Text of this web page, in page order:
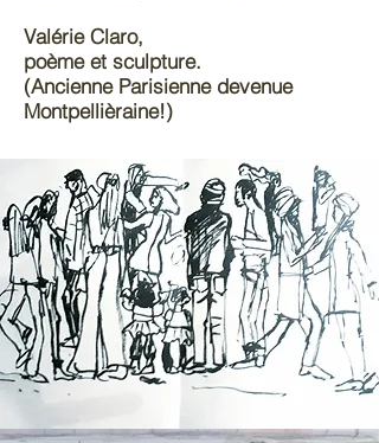
Valérie Claro,
poème et sculpture.
(Ancienne Parisienne devenue
Montpellièraine!)